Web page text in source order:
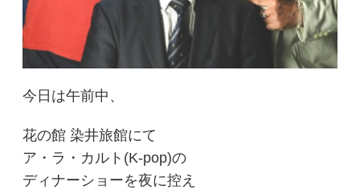
今日は午前中、
花の館 染井旅館にて
ア・ラ・カルト(K-pop)の
ディナーショーを夜に控え